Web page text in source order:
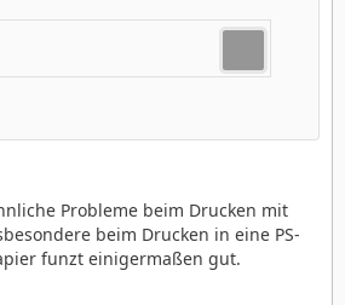
Probleme beim Drucken mit
beim Drucken in eine PS-
funzt einigermaßen gut.